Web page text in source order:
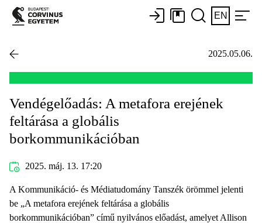
EN
2025.05.06.
Vendégelőadás: A metafora erejének
feltárása a globális
borkommunikációban
2025. máj. 13. 17:20
A Kommunikáció- és Médiatudomány Tanszék örömmel jelenti
be „A metafora erejének feltárása a globális
borkommunikációban” című nyilvános előadást, amelyet Allison